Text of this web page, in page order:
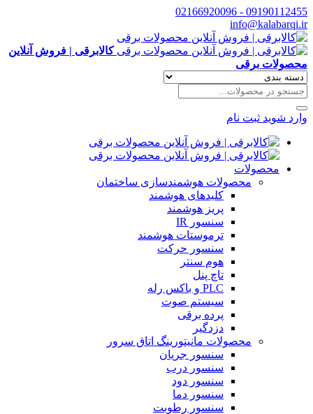
09190112455 - 02166920096
info@kalabarqi.ir
کالابرقی | فروش آنلاین
محصولات برقی
وارد شوید ثبت نام
محصولات
محصولات هوشمندسازی ساختمان
کلیدهای هوشمند
پریز هوشمند
سنسور IR
ترموستات هوشمند
سنسور حرکت
هوم سنتر
تاچ پنل
PLC و باکس رله
سیستم صوت
پرده برقی
دزدگیر
محصولات مانیتورینگ اتاق سرور
سنسور جریان
سنسور درب
سنسور دود
سنسور دما
سنسور رطوبت